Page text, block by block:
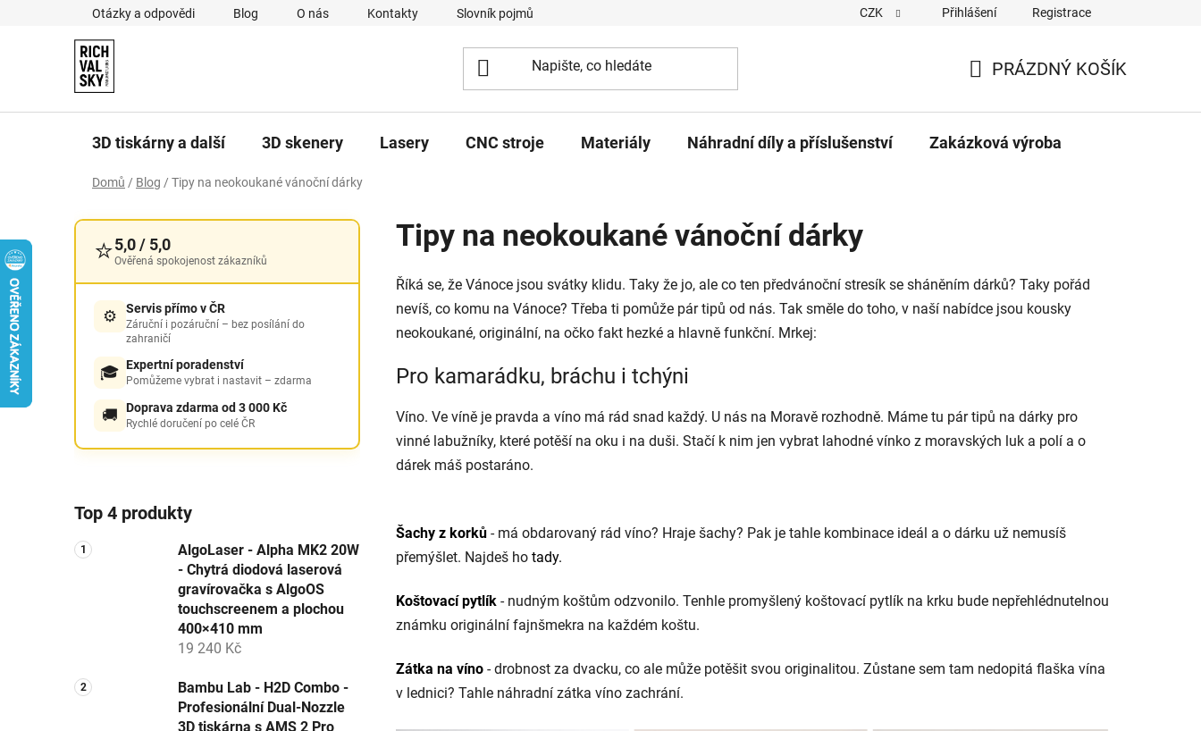
Otázky a odpovědi Blog O nás Kontakty Slovník pojmů CZK Přihlášení Registrace
KOŠÍK
PRÁZDNÝ KOŠÍK
3D tiskárny a další 3D skenery Lasery CNC stroje Materiály Náhradní díly a příslušenství Zakázková výroba
Domů / Blog / Tipy na neokoukané vánoční dárky
o
t
a
l
⭐5,0 / 5,0
Ověřená spokojenost zákazníků
⚙️ Servis přímo v ČR
Záruční i pozáruční – bez posílání do
zahraničí
🎓 Expertní poradenství
Pomůžeme vybrat i nastavit – zdarma
🚚 Doprava zdarma od 3 000 Kč
Rychlé doručení po celé ČR
Top 4 produkty
AlgoLaser - Alpha MK2 20W
- Chytrá diodová laserová
gravírovačka s AlgoOS
touchscreenem a plochou
400×410 mm
19 240 Kč
Bambu Lab - H2D Combo -
Profesionální Dual-Nozzle
3D tiskárna s AMS 2 Pro
Tipy na neokoukané vánoční dárky
Říká se, že Vánoce jsou svátky klidu. Taky že jo, ale co ten předvánoční stresík se sháněním dárků? Taky pořád
nevíš, co komu na Vánoce? Třeba ti pomůže pár tipů od nás. Tak směle do toho, v naší nabídce jsou kousky
neokoukané, originální, na očko fakt hezké a hlavně funkční. Mrkej:
Pro kamarádku, bráchu i tchýni
Víno. Ve víně je pravda a víno má rád snad každý. U nás na Moravě rozhodně. Máme tu pár tipů na dárky pro
vinné labužníky, které potěší na oku i na duši. Stačí k nim jen vybrat lahodné vínko z moravských luk a polí a o
dárek máš postaráno.
Šachy z korků - má obdarovaný rád víno? Hraje šachy? Pak je tahle kombinace ideál a o dárku už nemusíš
přemýšlet. Najdeš ho tady.
Koštovací pytlík - nudným koštům odzvonilo. Tenhle promyšlený koštovací pytlík na krku bude nepřehlédnutelnou
známku originální fajnšmekra na každém koštu.
Zátka na víno - drobnost za dvacku, co ale může potěšit svou originalitou. Zůstane sem tam nedopitá flaška vína
v lednici? Tahle náhradní zátka víno zachrání.